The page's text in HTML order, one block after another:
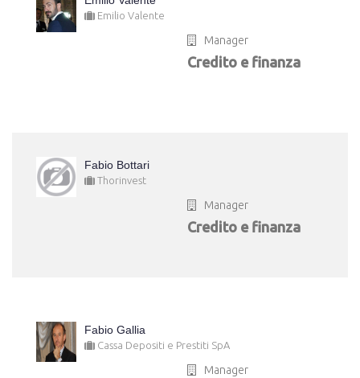
Emilio Valente
Manager
Credito e finanza
Fabio Bottari
Thorinvest
Manager
Credito e finanza
Fabio Gallia
Cassa Depositi e Prestiti SpA
Manager